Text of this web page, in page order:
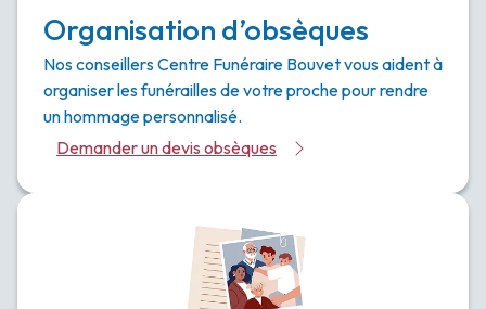
Organisation d’obsèques
Nos conseillers Centre Funéraire Bouvet vous aident à
organiser les funérailles de votre proche pour rendre
un hommage personnalisé.
Demander un devis obsèques